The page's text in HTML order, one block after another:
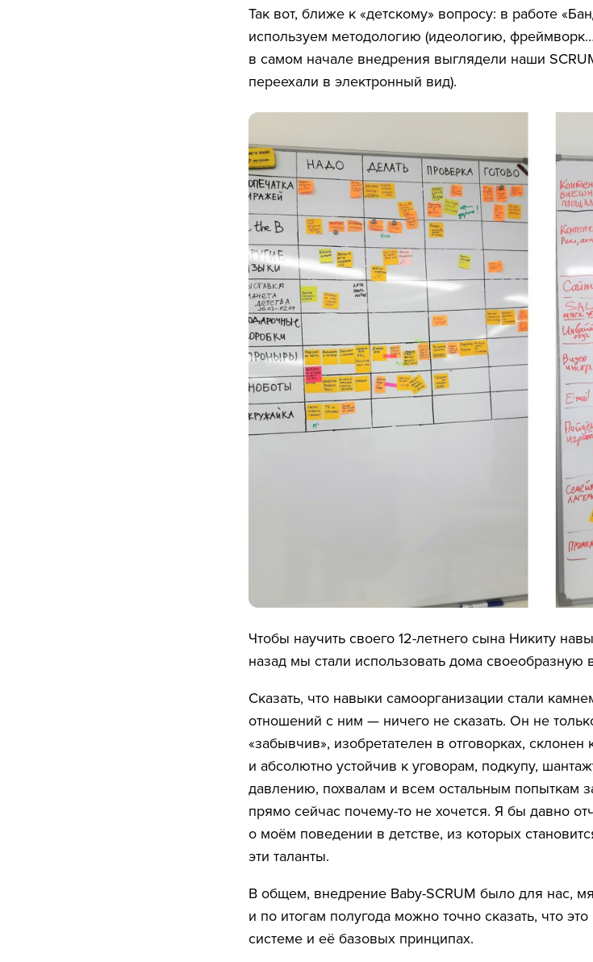
Так вот, ближе к «детскому» вопросу: в работе
используем методологию (идеологию,
в самом начале внедрения выглядели наши
переехали в электронный вид).
Чтобы научить своего 12-летнего сына Никиту
назад мы стали использовать дома своеобразную
Сказать, что навыки самоорганизации стали
отношений с ним — ничего не сказать. Он не
«забывчив», изобретателен в отговорках,
и абсолютно устойчив к уговорам, подкупу,
давлению, похвалам и всем остальным попыткам
прямо сейчас почему-то не хочется. Я бы давно
о моём поведении в детстве, из которых
эти таланты.
В общем, внедрение Baby-SCRUM было для нас,
и по итогам полугода можно точно сказать, что
системе и её базовых принципах.